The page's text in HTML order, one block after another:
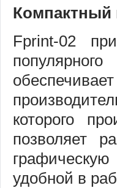
Компактный
Fprint-02
которого
позволяет
удобной в